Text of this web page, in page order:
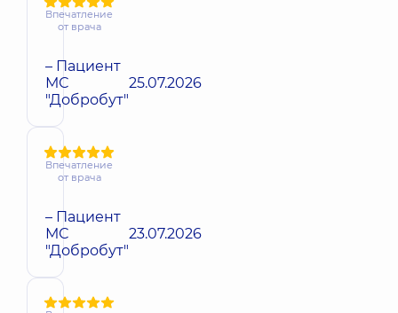
Впечатление
от врача
– Пациент
МС
"Добробут"
25.07.2026
Впечатление
от врача
– Пациент
МС
"Добробут"
23.07.2026